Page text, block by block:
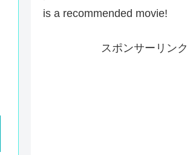
is a recommended movie!
スポンサーリンク